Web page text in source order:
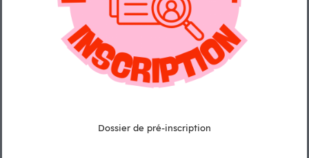
Dossier de pré-inscription